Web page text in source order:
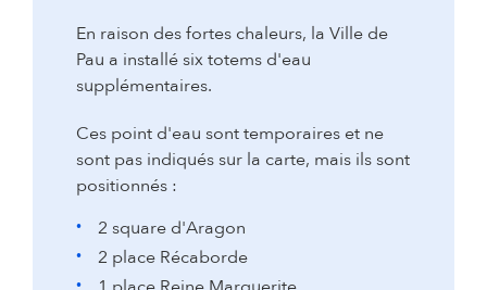
En raison des fortes chaleurs, la Ville de
Pau a installé six totems d'eau
supplémentaires.
Ces point d'eau sont temporaires et ne
sont pas indiqués sur la carte, mais ils sont
positionnés :
2 square d'Aragon
2 place Récaborde